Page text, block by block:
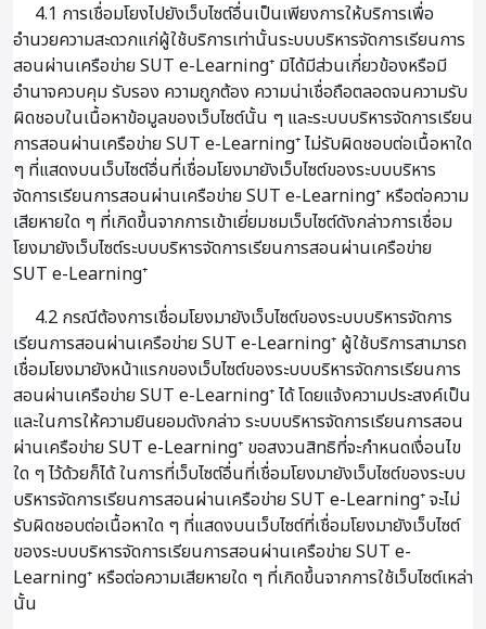
4.1 การเชื่อมโยงไปยังเว็บไซต์อื่นเป็นเพียงการให้บริการเพื่อ
อำนวยความสะดวกแก่ผู้ใช้บริการเท่านั้นระบบบริหารจัดการเรียนการ
สอนผ่านเครือข่าย SUT e-Learning⁺ มิได้มีส่วนเกี่ยวข้องหรือมี
อำนาจควบคุม รับรอง ความถูกต้อง ความน่าเชื่อถือตลอดจนความรับ
ผิดชอบในเนื้อหาข้อมูลของเว็บไซต์นั้น ๆ และระบบบริหารจัดการเรียน
การสอนผ่านเครือข่าย SUT e-Learning⁺ ไม่รับผิดชอบต่อเนื้อหาใด
ๆ ที่แสดงบนเว็บไซต์อื่นที่เชื่อมโยงมายังเว็บไซต์ของระบบบริหาร
จัดการเรียนการสอนผ่านเครือข่าย SUT e-Learning⁺ หรือต่อความ
เสียหายใด ๆ ที่เกิดขึ้นจากการเข้าเยี่ยมชมเว็บไซต์ดังกล่าวการเชื่อม
โยงมายังเว็บไซต์ระบบบริหารจัดการเรียนการสอนผ่านเครือข่าย
SUT e-Learning⁺
4.2 กรณีต้องการเชื่อมโยงมายังเว็บไซต์ของระบบบริหารจัดการ
เรียนการสอนผ่านเครือข่าย SUT e-Learning⁺ ผู้ใช้บริการสามารถ
เชื่อมโยงมายังหน้าแรกของเว็บไซต์ของระบบบริหารจัดการเรียนการ
สอนผ่านเครือข่าย SUT e-Learning⁺ ได้ โดยแจ้งความประสงค์เป็น
และในการให้ความยินยอมดังกล่าว ระบบบริหารจัดการเรียนการสอน
ผ่านเครือข่าย SUT e-Learning⁺ ขอสงวนสิทธิที่จะกำหนดเงื่อนไข
ใด ๆ ไว้ด้วยก็ได้ ในการที่เว็บไซต์อื่นที่เชื่อมโยงมายังเว็บไซต์ของระบบ
บริหารจัดการเรียนการสอนผ่านเครือข่าย SUT e-Learning⁺ จะไม่
รับผิดชอบต่อเนื้อหาใด ๆ ที่แสดงบนเว็บไซต์ที่เชื่อมโยงมายังเว็บไซต์
ของระบบบริหารจัดการเรียนการสอนผ่านเครือข่าย SUT e-
Learning⁺ หรือต่อความเสียหายใด ๆ ที่เกิดขึ้นจากการใช้เว็บไซต์เหล่า
นั้น